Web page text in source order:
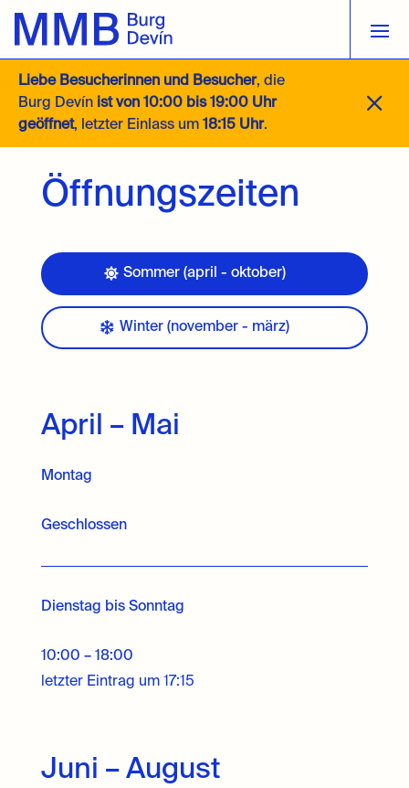
M
Liebe Besucherinnen und Besucher, die
Burg Devín ist von 10:00 bis 19:00 Uhr
geöffnet, letzter Einlass um 18:15 Uhr.
Öffnungszeiten
Sommer (april - oktober)
Winter (november - märz)
April – Mai
Montag
Geschlossen
Dienstag bis Sonntag
10:00 – 18:00
letzter Eintrag um 17:15
Juni – August